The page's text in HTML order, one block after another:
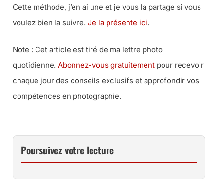
Cette méthode, j’en ai une et je vous la partage si vous
voulez bien la suivre. Je la présente ici.
Note : Cet article est tiré de ma lettre photo
quotidienne. Abonnez-vous gratuitement pour recevoir
chaque jour des conseils exclusifs et approfondir vos
compétences en photographie.
Poursuivez votre lecture